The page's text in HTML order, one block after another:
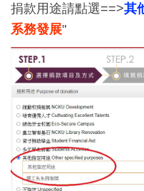
捐款用途請點選==>其
系務發展"